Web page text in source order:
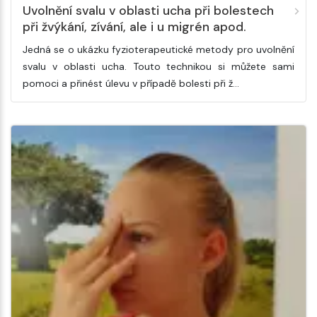
Uvolnění svalu v oblasti ucha při bolestech
při žvýkání, zívání, ale i u migrén apod.
Jedná se o ukázku fyzioterapeutické metody pro uvolnění
svalu v oblasti ucha. Touto technikou si můžete sami
pomoci a přinést úlevu v případě bolesti při ž…